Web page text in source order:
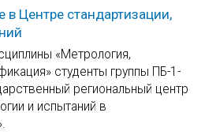
в Центре стандартизации,
«Метрология,
студенты группы ПБ-1-
региональный центр
и испытаний в